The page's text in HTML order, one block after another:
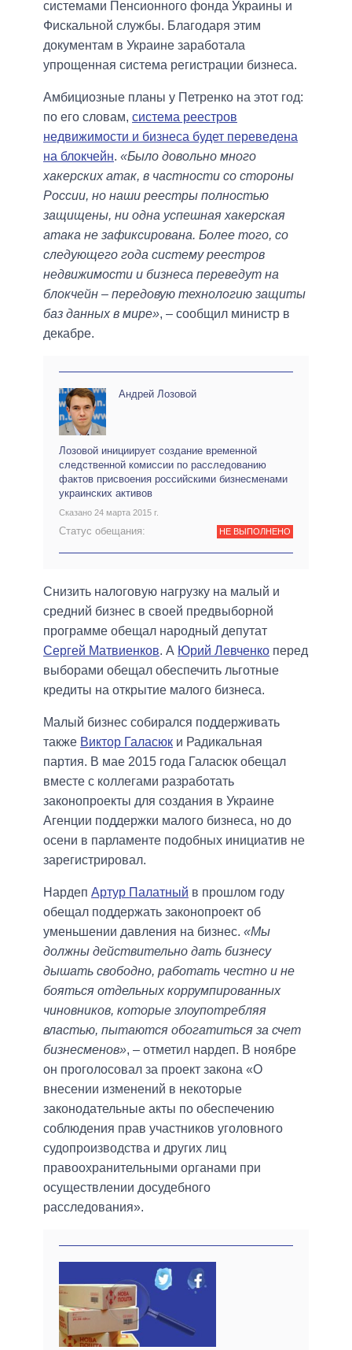
системами Пенсионного фонда Украины и
Фискальной службы. Благодаря этим
документам в Украине заработала
упрощенная система регистрации бизнеса.
Амбициозные планы у Петренко на этот год:
по его словам, система реестров
недвижимости и бизнеса будет переведена
на блокчейн. «Было довольно много
хакерских атак, в частности со стороны
России, но наши реестры полностью
защищены, ни одна успешная хакерская
атака не зафиксирована. Более того, со
следующего года систему реестров
недвижимости и бизнеса переведут на
блокчейн – передовую технологию защиты
баз данных в мире», – сообщил министр в
декабре.
Андрей Лозовой
Лозовой инициирует создание временной
следственной комиссии по расследованию
фактов присвоения российскими бизнесменами
украинских активов
Сказано 24 марта 2015 г.
Статус обещания: НЕ ВЫПОЛНЕНО
Снизить налоговую нагрузку на малый и
средний бизнес в своей предвыборной
программе обещал народный депутат
Сергей Матвиенков. А Юрий Левченко перед
выборами обещал обеспечить льготные
кредиты на открытие малого бизнеса.
Малый бизнес собирался поддерживать
также Виктор Галасюк и Радикальная
партия. В мае 2015 года Галасюк обещал
вместе с коллегами разработать
законопроекты для создания в Украине
Агенции поддержки малого бизнеса, но до
осени в парламенте подобных инициатив не
зарегистрировал.
Нардеп Артур Палатный в прошлом году
обещал поддержать законопроект об
уменьшении давления на бизнес. «Мы
должны действительно дать бизнесу
дышать свободно, работать честно и не
бояться отдельных коррумпированных
чиновников, которые злоупотребляя
властью, пытаются обогатиться за счет
бизнесменов», – отметил нардеп. В ноябре
он проголосовал за проект закона «О
внесении изменений в некоторые
законодательные акты по обеспечению
соблюдения прав участников уголовного
судопроизводства и других лиц
правоохранительными органами при
осуществлении досудебного
расследования».